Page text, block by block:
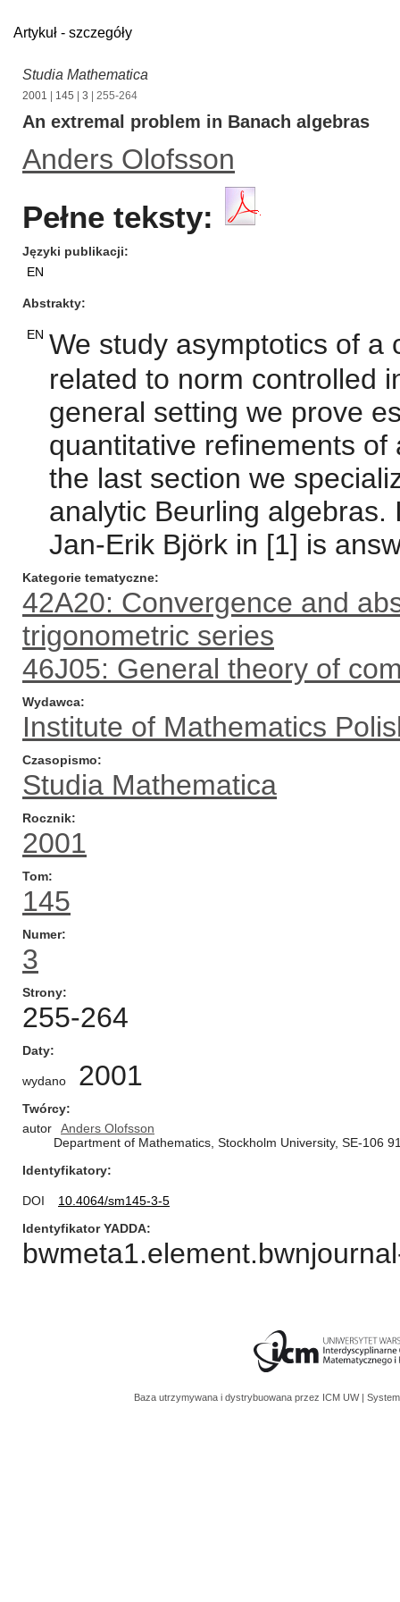
Artykuł - szczegóły
Studia Mathematica
2001 145 3 | 255-264
An extremal problem in Banach algebras
Anders Olofsson
Pełne teksty:
Języki publikacji
EN
Abstrakty
EN We study asymptotics of a
related to norm controlled
general setting we prove
quantitative refinements
the last section we
analytic Beurling
Jan-Erik Björk in [1] is
Kategorie tematyczne
42A20: Convergence and
trigonometric series
46J05: General theory of
Wydawca
Institute of Mathematics
Czasopismo
Studia Mathematica
Rocznik
2001
Tom
145
Numer
3
Strony
255-264
Daty
wydano 2001
Twórcy
autor
Anders Olofsson
Department of Mathematics, Stockholm University, SE-106
Identyfikatory
DOI
10.4064/sm145-3-5
Identyfikator YADDA
Baza utrzymywana i dystrybuowana przez ICM UW |